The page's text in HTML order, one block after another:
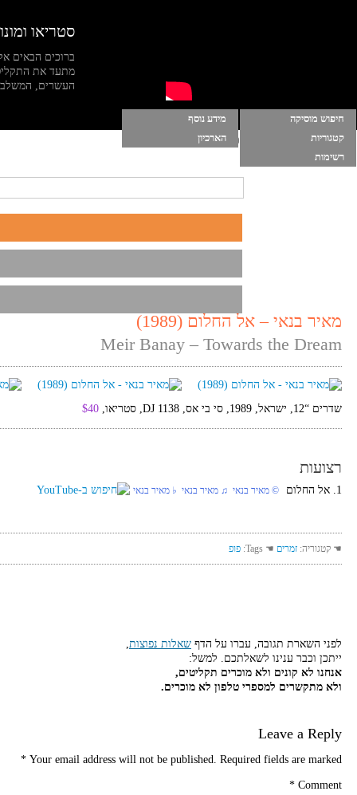
סטריאו ומונו
ברוכים הבאים
מתעד את
העשרים, המשלב
חיפוש מוסיקה
מידע נוסף
קטגוריות
הארכיון
רשימות
הרשימות שלי התחברות |הפעל מוסיקה ברקע
מאיר בנאי – אל החלום (1989)
Meir Banay – Towards the Dream
שדרים “12, ישראל, 1989, סי בי אס, DJ 1138, סטריאו, $40
רצועות
1. אל החלום © מאיר בנאי ♫ מאיר בנאי ♭ מאיר בנאי
☚ קטגוריה: זמרים ☚ Tags: פופ
לפני השארת תגובה, עברו על הדף שאלות נפוצות,
ייתכן וכבר ענינו לשאלתכם. למשל:
אנחנו לא קונים ולא מוכרים תקליטים,
ולא מתקשרים למספרי טלפון לא מוכרים.
Leave a Reply
Your email address will not be published. Required fields are marked
*
Comment
*